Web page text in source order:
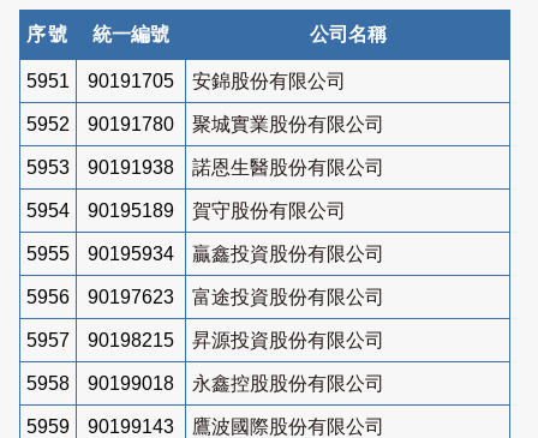
序號 統一編號 公司名稱
5951 90191705 安錦股份有限公司
5952 90191780 聚城實業股份有限公司
5953 90191938 諾恩生醫股份有限公司
5954 90195189 賀守股份有限公司
5955 90195934 贏鑫投資股份有限公司
5956 90197623 富途投資股份有限公司
5957 90198215 昇源投資股份有限公司
5958 90199018 永鑫控股股份有限公司
5959 90199143 鷹波國際股份有限公司